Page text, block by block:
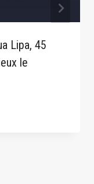
Lipa, 45
le